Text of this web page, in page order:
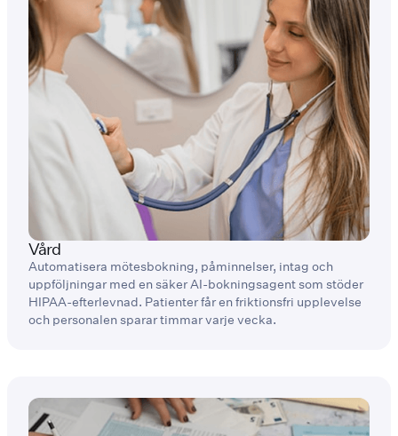
Vård
Automatisera mötesbokning, påminnelser, intag och
uppföljningar med en säker AI-bokningsagent som stöder
HIPAA-efterlevnad. Patienter får en friktionsfri upplevelse
och personalen sparar timmar varje vecka.